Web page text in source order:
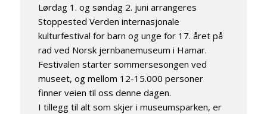
Lørdag 1. og søndag 2. juni arrangeres
Stoppested Verden internasjonale
kulturfestival for barn og unge for 17. året på
rad ved Norsk jernbanemuseum i Hamar.
Festivalen starter sommersesongen ved
museet, og mellom 12-15.000 personer
finner veien til oss denne dagen.
I tillegg til alt som skjer i museumsparken, er